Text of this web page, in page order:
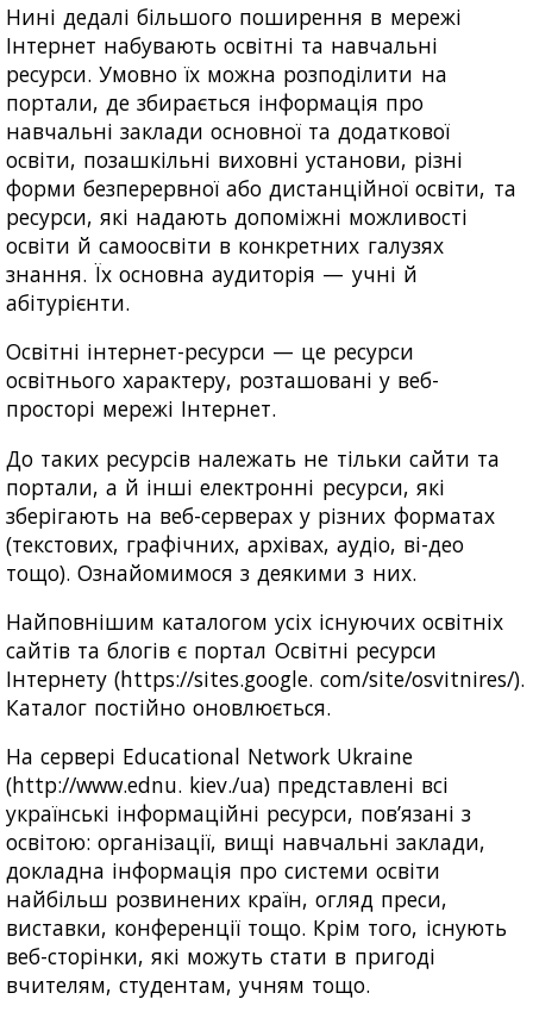
Нині дедалі більшого поширення в мережі
Інтернет набувають освітні та навчальні
ресурси. Умовно їх можна розподілити на
портали, де збирається інформація про
навчальні заклади основної та додаткової
освіти, позашкільні виховні установи, різні
форми безперервної або дистанційної освіти, та
ресурси, які надають допоміжні можливості
освіти й самоосвіти в конкретних галузях
знання. Їх основна аудиторія — учні й
абітурієнти.
Освітні інтернет-ресурси — це ресурси
освітнього характеру, розташовані у веб-
просторі мережі Інтернет.
До таких ресурсів належать не тільки сайти та
портали, а й інші електронні ресурси, які
зберігають на веб-серверах у різних форматах
(текстових, графічних, архівах, аудіо, ві-део
тощо). Ознайомимося з деякими з них.
Найповнішим каталогом усіх існуючих освітніх
сайтів та блогів є портал Освітні ресурси
Інтернету (https://sites.google. com/site/osvitnires/).
Каталог постійно оновлюється.
На сервері Еducational Network Ukraine
(http://www.ednu. kiev./ua) представлені всі
українські інформаційні ресурси, пов’язані з
освітою: організації, вищі навчальні заклади,
докладна інформація про системи освіти
найбільш розвинених країн, огляд преси,
виставки, конференції тощо. Крім того, існують
веб-сторінки, які можуть стати в пригоді
вчителям, студентам, учням тощо.